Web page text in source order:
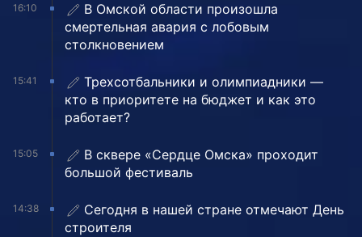
16:10
В Омской области произошла
смертельная авария с лобовым
столкновением
15:41
Трехсотбальники и олимпиадники —
кто в приоритете на бюджет и как это
работает?
15:05
В сквере «Сердце Омска» проходит
большой фестиваль
14:38
Сегодня в нашей стране отмечают День
строителя